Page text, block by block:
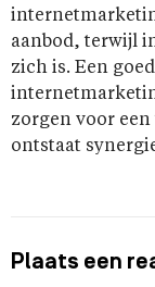
aanbod, terwijl
zich is. Een
zorgen voor
ontstaat
Plaats een